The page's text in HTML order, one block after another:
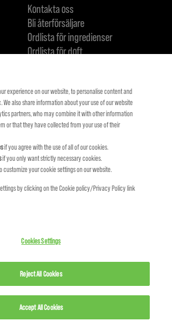
Kontakta oss
Bli återförsäljare
Ordlista för ingredienser
Ordlista för doft
experience on our website, to personalise content and
We also share information about your use of our website
partners, who may combine it with other information
or that they have collected from your use of their
if you agree with the use of all of our cookies.
if you only want strictly necessary cookies.
customize your cookie settings on our website.
by clicking on the Cookie policy/Privacy Policy link
Cookies Settings
Reject All Cookies
Accept All Cookies